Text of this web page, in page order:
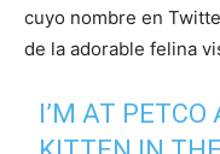
cuyo nombre en
de la adorable felina
I’M AT